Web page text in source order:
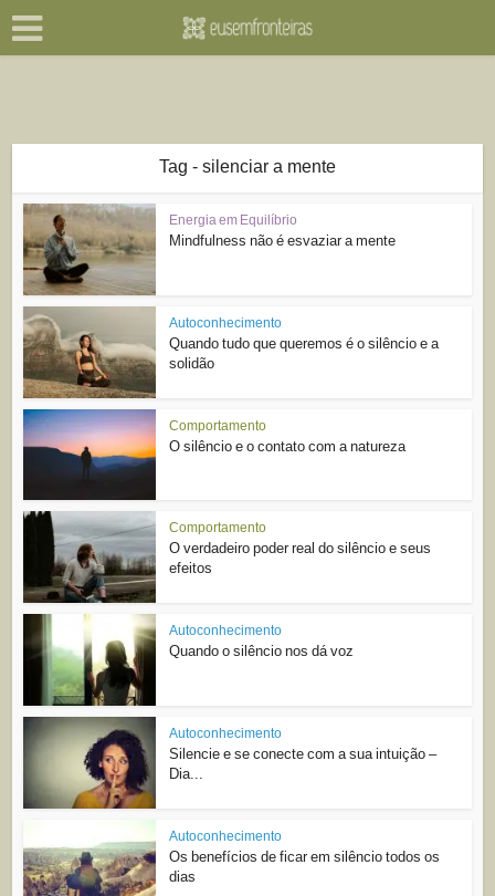
Tag - silenciar a mente
Energia em Equilíbrio
Mindfulness não é esvaziar a mente
Autoconhecimento
Quando tudo que queremos é o silêncio e a
solidão
Comportamento
O silêncio e o contato com a natureza
Comportamento
O verdadeiro poder real do silêncio e seus
efeitos
Autoconhecimento
Quando o silêncio nos dá voz
Autoconhecimento
Silencie e se conecte com a sua intuição –
Dia...
Autoconhecimento
Os benefícios de ficar em silêncio todos os
dias